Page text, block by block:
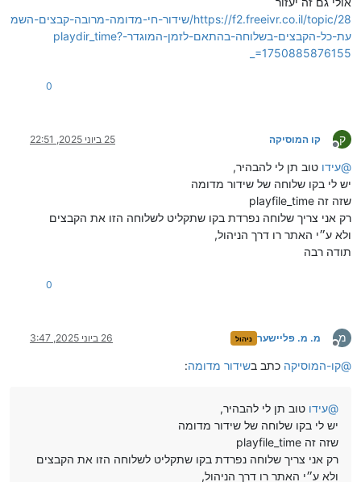
https://f2.freeivr.co.il/topic/28/שידור-חי-מדומה-מרובה-קבצים-השמ
עת-כל-הקבצים-בשלוחה-בהתאם-לזמן-המוגדר-playdir_time?
_=1750885876155
0
ק
מנותק
קו המוסיקה 25 ביוני 2025, 22:51
@עידו טוב תן לי להבהיר,
יש לי בקו שלוחה של שידור מדומה
שזה זה playfile_time
רק אני צריך שלוחה נפרדת בקו שתקליט לשלוחה הזו את הקבצים
ולא ע״י האתר רו דרך הניהול,
תודה רבה
0
מ
מנותק
מ. מ. פליישער ניהול 26 ביוני 2025, 3:47
@קו-המוסיקה כתב בשידור מדומה:
@עידו טוב תן לי להבהיר,
יש לי בקו שלוחה של שידור מדומה
שזה זה playfile_time
רק אני צריך שלוחה נפרדת בקו שתקליט לשלוחה הזו את הקבצים
ולא ע״י האתר רו דרך הניהול,